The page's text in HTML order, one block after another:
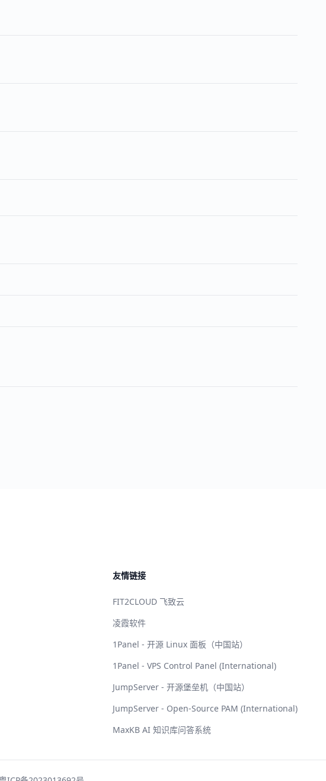
友情链接
FIT2CLOUD 飞致云
凌霞软件
1Panel - 开源 Linux 面板（中国站）
1Panel - VPS Control Panel (International)
JumpServer - 开源堡垒机（中国站）
JumpServer - Open-Source PAM (International)
MaxKB AI 知识库问答系统